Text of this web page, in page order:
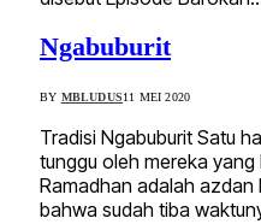
Ngabuburit
BY MBLUDUS11 MEI 2020
Tradisi Ngabuburit Satu
tunggu oleh mereka yang
Ramadhan adalah azdan
bahwa sudah tiba